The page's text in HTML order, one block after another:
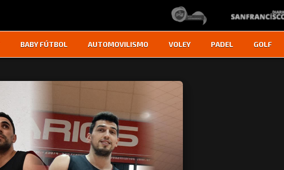
BABY FÚTBOL AUTOMOVILISMO VOLEY PADEL GOLF